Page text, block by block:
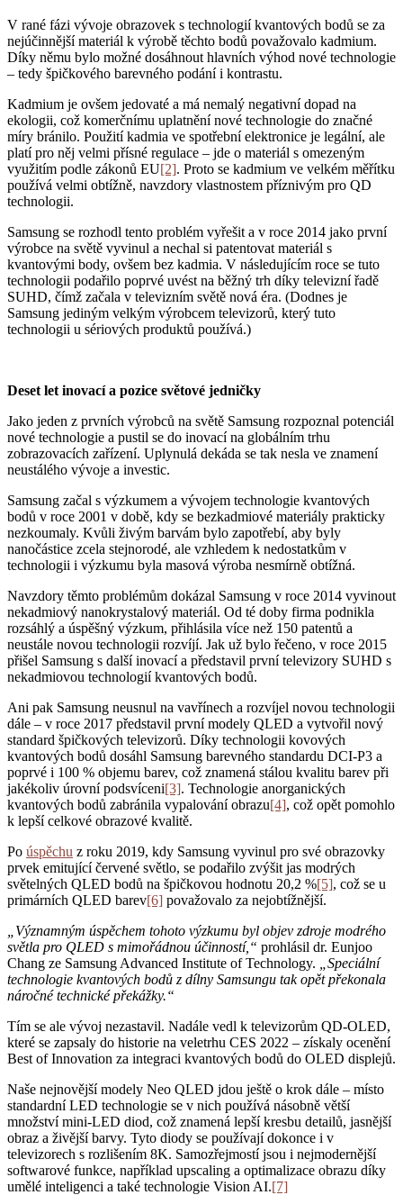
V rané fázi vývoje obrazovek s technologií kvantových bodů se za
nejúčinnější materiál k výrobě těchto bodů považovalo kadmium.
Díky němu bylo možné dosáhnout hlavních výhod nové technologie
– tedy špičkového barevného podání i kontrastu.
Kadmium je ovšem jedovaté a má nemalý negativní dopad na
ekologii, což komerčnímu uplatnění nové technologie do značné
míry bránilo. Použití kadmia ve spotřební elektronice je legální, ale
platí pro něj velmi přísné regulace – jde o materiál s omezeným
využitím podle zákonů EU[2]. Proto se kadmium ve velkém měřítku
používá velmi obtížně, navzdory vlastnostem příznivým pro QD
technologii.
Samsung se rozhodl tento problém vyřešit a v roce 2014 jako první
výrobce na světě vyvinul a nechal si patentovat materiál s
kvantovými body, ovšem bez kadmia. V následujícím roce se tuto
technologii podařilo poprvé uvést na běžný trh díky televizní řadě
SUHD, čímž začala v televizním světě nová éra. (Dodnes je
Samsung jediným velkým výrobcem televizorů, který tuto
technologii u sériových produktů používá.)
Deset let inovací a pozice světové jedničky
Jako jeden z prvních výrobců na světě Samsung rozpoznal potenciál
nové technologie a pustil se do inovací na globálním trhu
zobrazovacích zařízení. Uplynulá dekáda se tak nesla ve znamení
neustálého vývoje a investic.
Samsung začal s výzkumem a vývojem technologie kvantových
bodů v roce 2001 v době, kdy se bezkadmiové materiály prakticky
nezkoumaly. Kvůli živým barvám bylo zapotřebí, aby byly
nanočástice zcela stejnorodé, ale vzhledem k nedostatkům v
technologii i výzkumu byla masová výroba nesmírně obtížná.
Navzdory těmto problémům dokázal Samsung v roce 2014 vyvinout
nekadmiový nanokrystalový materiál. Od té doby firma podnikla
rozsáhlý a úspěšný výzkum, přihlásila více než 150 patentů a
neustále novou technologii rozvíjí. Jak už bylo řečeno, v roce 2015
přišel Samsung s další inovací a představil první televizory SUHD s
nekadmiovou technologií kvantových bodů.
Ani pak Samsung neusnul na vavřínech a rozvíjel novou technologii
dále – v roce 2017 představil první modely QLED a vytvořil nový
standard špičkových televizorů. Díky technologii kovových
kvantových bodů dosáhl Samsung barevného standardu DCI-P3 a
poprvé i 100 % objemu barev, což znamená stálou kvalitu barev při
jakékoliv úrovní podsvíceni[3]. Technologie anorganických
kvantových bodů zabránila vypalování obrazu[4], což opět pomohlo
k lepší celkové obrazové kvalitě.
Po úspěchu z roku 2019, kdy Samsung vyvinul pro své obrazovky
prvek emitující červené světlo, se podařilo zvýšit jas modrých
světelných QLED bodů na špičkovou hodnotu 20,2 %[5], což se u
primárních QLED barev[6] považovalo za nejobtížnější.
„Významným úspěchem tohoto výzkumu byl objev zdroje modrého
světla pro QLED s mimořádnou účinností,“ prohlásil dr. Eunjoo
Chang ze Samsung Advanced Institute of Technology.
„Speciální
technologie kvantových bodů z dílny Samsungu tak opět překonala
náročné technické překážky.“
Tím se ale vývoj nezastavil. Nadále vedl k televizorům QD-OLED,
které se zapsaly do historie na veletrhu CES 2022 – získaly ocenění
Best of Innovation za integraci kvantových bodů do OLED displejů.
Naše nejnovější modely Neo QLED jdou ještě o krok dále – místo
standardní LED technologie se v nich používá násobně větší
množství mini-LED diod, což znamená lepší kresbu detailů, jasnější
obraz a živější barvy. Tyto diody se používají dokonce i v
televizorech s rozlišením 8K. Samozřejmostí jsou i nejmodernější
softwarové funkce, například upscaling a optimalizace obrazu díky
umělé inteligenci a také technologie Vision AI.[7]